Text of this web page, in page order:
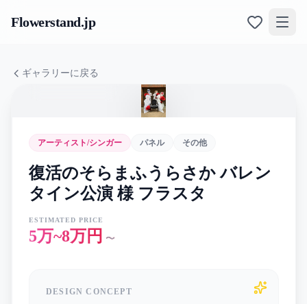
Flowerstand.jp
ギャラリーに戻る
アーティスト/シンガー パネル その他
復活のそらまふうらさか バレン
タイン公演 様 フラスタ
ESTIMATED PRICE
5万~8万円 〜
DESIGN CONCEPT